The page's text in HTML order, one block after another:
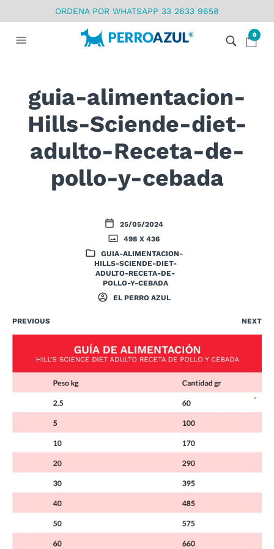
ORDENA POR WHATSAPP 33 2633 9658
0
guia-alimentacion-
Hills-Sciende-diet-
adulto-Receta-de-
pollo-y-cebada
25/05/2024
498 X 436
GUIA-ALIMENTACION-
HILLS-SCIENDE-DIET-
ADULTO-RECETA-DE-
POLLO-Y-CEBADA
EL PERRO AZUL
PREVIOUS NEXT